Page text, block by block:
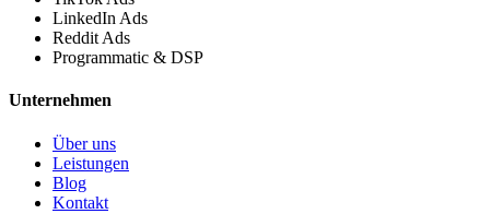
LinkedIn Ads
Reddit Ads
Programmatic & DSP
Unternehmen
Über uns
Leistungen
Blog
Kontakt